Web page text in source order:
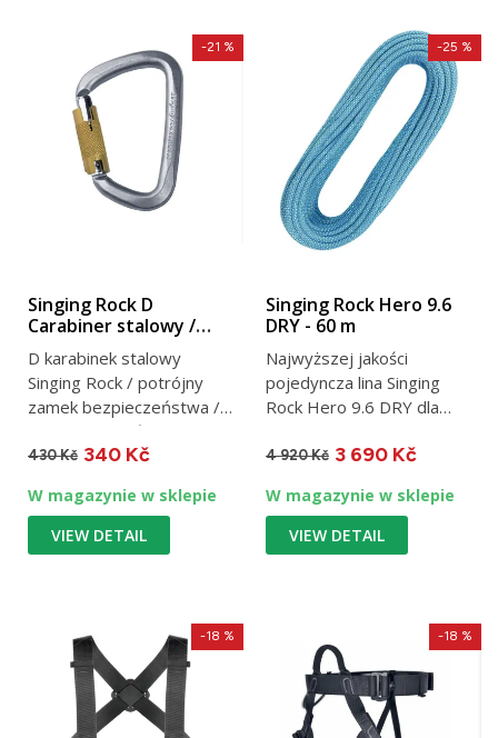
Singing Rock D
Carabiner stalowy /
Triple Lock
D karabinek stalowy
Singing Rock / potrójny
zamek bezpieczeństwa /
keylock / prześwit 25 mm
/ 50...
430 Kč
-21 %
340 Kč
W magazynie w sklepie
VIEW DETAIL
Singing Rock Hero 9.6
DRY - 60 m
Najwyższej jakości
pojedyncza lina Singing
Rock Hero 9.6 DRY dla
4 920 Kč
-25 %
3 690 Kč
W magazynie w sklepie
VIEW DETAIL
-18 % -18 %